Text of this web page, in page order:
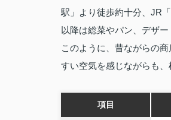
駅」より徒歩約十分、JR
以降は総菜やパン、デザ
このように、昔ながらの
すい空気を感じながらも
項目